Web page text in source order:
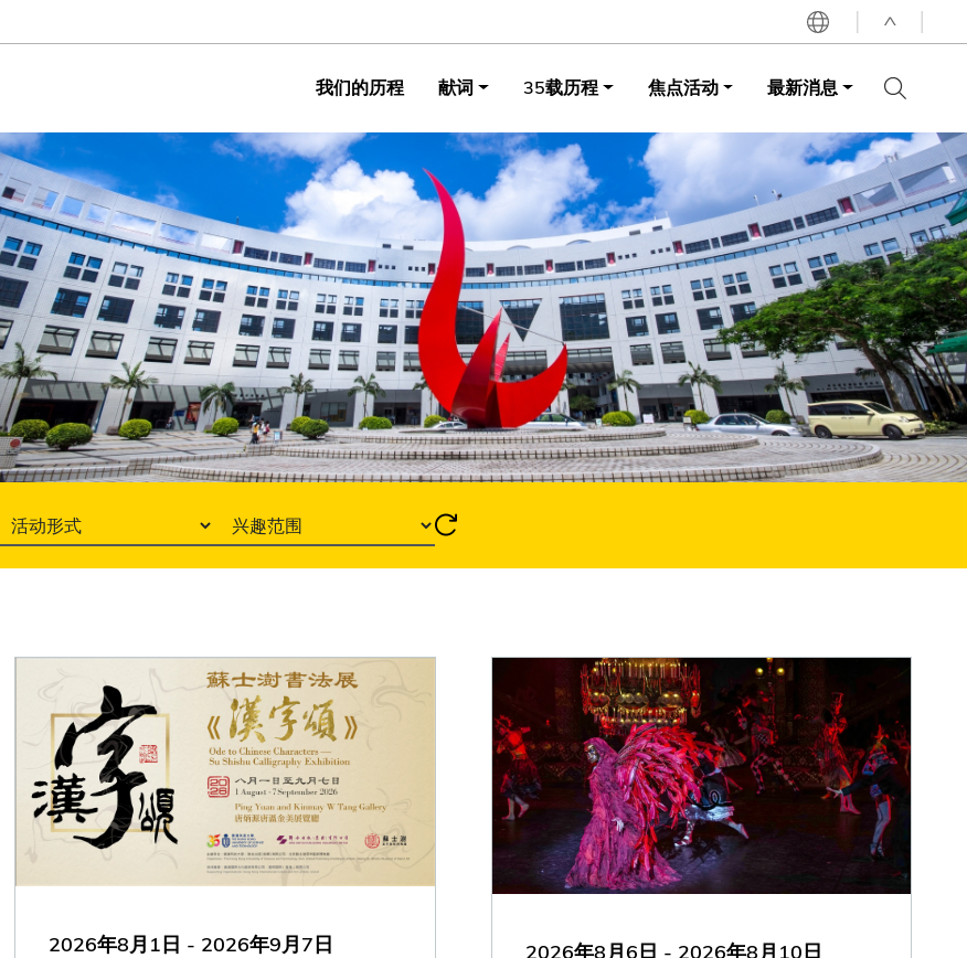
MORE ABOUT HKUST
LIFE@HKUST LIBRARY
CAREERS AT HKUST FACULTY PROFILES ABOUT HKUST
^
主导航
我们的历程 献词 35载历程 焦点活动 最新消息
Event Format Interest Area
2026年8月1日 - 2026年9月7日 2026年8月6日 - 2026年8月10日